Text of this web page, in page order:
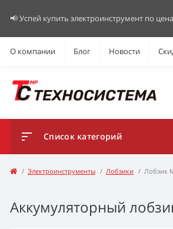
📢 Успей купить электроинструмент по
О компании Блог Новости
Список категорий
Электроинструменты Лобзики Лобзик
Аккумуляторный